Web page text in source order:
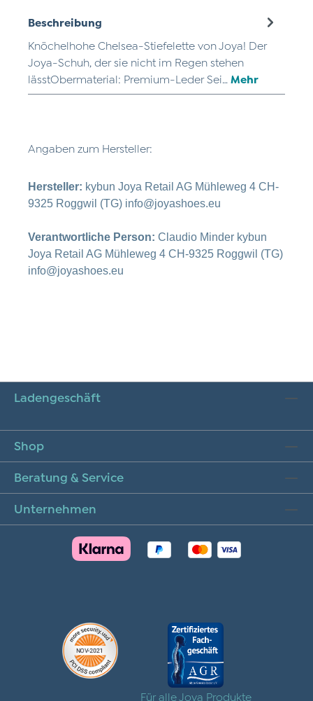
Beschreibung
Knöchelhohe Chelsea-Stiefelette von Joya! Der
Joya-Schuh, der sie nicht im Regen stehen
lässtObermaterial: Premium-Leder Sei… Mehr
Angaben zum Hersteller:
Hersteller: kybun Joya Retail AG Mühleweg 4 CH-
9325 Roggwil (TG) info@joyashoes.eu
Verantwortliche Person: Claudio Minder kybun
Joya Retail AG Mühleweg 4 CH-9325 Roggwil (TG)
info@joyashoes.eu
Ladengeschäft
Shop
Beratung & Service
Unternehmen
Für alle Joya Produkte